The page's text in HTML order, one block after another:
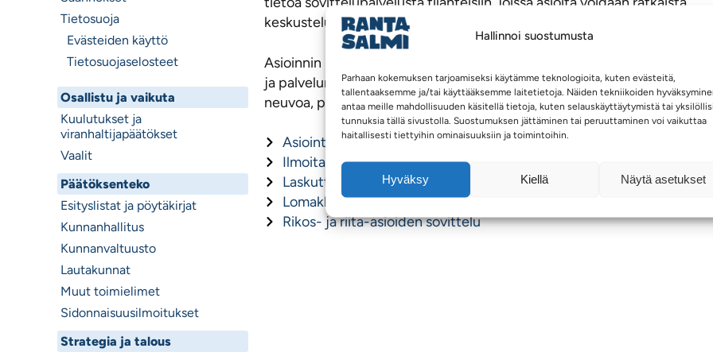
Hallinnoi suostumusta
Parhaan kokemuksen tarjoamiseksi käytämme teknologioita, kuten evästeitä,
tallentaaksemme ja/tai käyttääksemme laitetietoja. Näiden tekniikoiden
antaa meille mahdollisuuden käsitellä tietoja, kuten selauskäyttäytymistä tai
tunnuksia tällä sivustolla. Suostumuksen jättäminen tai peruuttaminen voi vaikuttaa
haitallisesti tiettyihin ominaisuuksiin ja toimintoihin.
Hyväksy Kiellä Näytä asetukset
Tietosuoja
Evästeiden käyttö
Tietosuojaselosteet
Osallistu ja vaikuta
Kuulutukset ja
viranhaltijapäätökset
Vaalit
Päätöksenteko
Esityslistat ja pöytäkirjat
Kunnanhallitus
Kunnanvaltuusto
Lautakunnat
Muut toimielimet
Sidonnaisuusilmoitukset
Strategia ja talous
keskustelun ja sovittelun kautta.
Asioinnin palvelut on koottu helpottamaan arkea ja ohjaamaan oikean
ja palvelun pariin sujuvasti. Täältä löydät reitin eteenpäin, kun tarvitset
neuvoa, palvelua tai asiointikanavan.
Asiointipiste
Ilmoita väärinkäytöksestä
Laskuttajalle
Lomakkeet
Rikos- ja riita-asioiden sovittelu